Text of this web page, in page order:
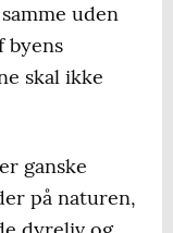
uden
byens
skal ikke
ganske
på naturen,